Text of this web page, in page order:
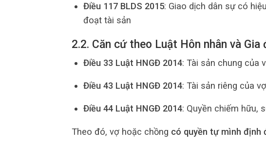
Điều 117 BLDS 2015: Giao dịch dân sự có
đoạt tài sản
2.2. Căn cứ theo Luật Hôn nhân và Gia
Điều 33 Luật HNGĐ 2014: Tài sản chung của
Điều 43 Luật HNGĐ 2014: Tài sản riêng của
Điều 44 Luật HNGĐ 2014: Quyền chiếm hữu,
Theo đó, vợ hoặc chồng có quyền tự mình định